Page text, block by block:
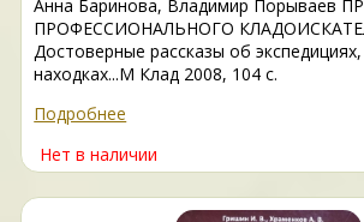
Анна Баринова, Владимир Порываев
ПРОФЕССИОНАЛЬНОГО
Достоверные рассказы об экспедициях,
находках...М Клад 2008, 104 с.
Подробнее
Нет в наличии